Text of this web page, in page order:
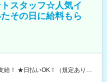
スタッフ☆人気イ
その日に給料もら
仕事後はコンビニATMから 日払